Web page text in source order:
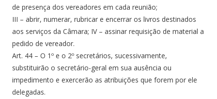
de presença dos vereadores em cada reunião;
III – abrir, numerar, rubricar e encerrar os livros destinados
aos serviços da Câmara; IV – assinar requisição de material a
pedido de vereador.
Art. 44 – O 1º e o 2º secretários, sucessivamente,
substituirão o secretário-geral em sua ausência ou
impedimento e exercerão as atribuições que forem por ele
delegadas.